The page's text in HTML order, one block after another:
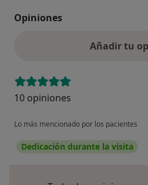
Opiniones
Añadir tu
10 opiniones
Lo más mencionado por los pacientes
Dedicación durante la visita